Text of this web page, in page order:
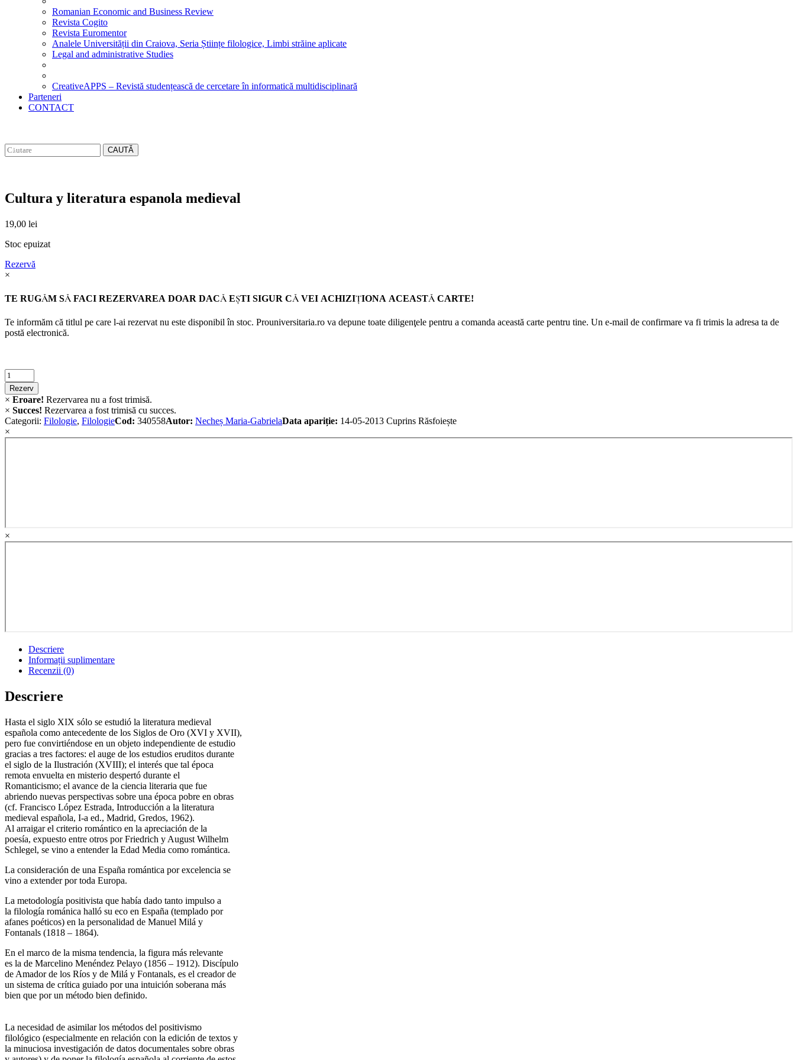
Romanian Economic and Business Review
Revista Cogito
Revista Euromentor
Analele Universității din Craiova, Seria Științe filologice, Limbi străine aplicate
Legal and administrative Studies
CreativeAPPS – Revistă studențească de cercetare în informatică multidisciplinară
Parteneri
CONTACT
CAUTĂ
Cultura y literatura espanola medieval
19,00 lei
Stoc epuizat
Rezervă
×
TE RUGĂM SĂ FACI REZERVAREA DOAR DACĂ EŞTI SIGUR CĂ VEI ACHIZIŢIONA ACEASTĂ CARTE!
Te informăm că titlul pe care l-ai rezervat nu este disponibil în stoc. Prouniversitaria.ro va depune toate diligenţele pentru a comanda această carte pentru tine. Un e-mail de confirmare va fi trimis la adresa ta de
postă electronică.
Criminalistica
quantity
Rezerv
× Eroare! Rezervarea nu a fost trimisă.
× Succes! Rezervarea a fost trimisă cu succes.
Categorii: Filologie, FilologieCod: 340558Autor: Necheș Maria-GabrielaData apariție: 14-05-2013 Cuprins Răsfoiește
×
×
Descriere
Informații suplimentare
Recenzii (0)
Descriere
Hasta el siglo XIX sólo se estudió la literatura medieval
española como antecedente de los Siglos de Oro (XVI y XVII),
pero fue convirtiéndose en un objeto independiente de estudio
gracias a tres factores: el auge de los estudios eruditos durante
el siglo de la Ilustración (XVIII); el interés que tal época
remota envuelta en misterio despertó durante el
Romanticismo; el avance de la ciencia literaria que fue
abriendo nuevas perspectivas sobre una época pobre en obras
(cf. Francisco López Estrada, Introducción a la literatura
medieval española, I-a ed., Madrid, Gredos, 1962).
Al arraigar el criterio romántico en la apreciación de la
poesía, expuesto entre otros por Friedrich y August Wilhelm
Schlegel, se vino a entender la Edad Media como romántica.
La consideración de una España romántica por excelencia se
vino a extender por toda Europa.
La metodología positivista que había dado tanto impulso a
la filología románica halló su eco en España (templado por
afanes poéticos) en la personalidad de Manuel Milá y
Fontanals (1818 – 1864).
En el marco de la misma tendencia, la figura más relevante
es la de Marcelino Menéndez Pelayo (1856 – 1912). Discípulo
de Amador de los Ríos y de Milá y Fontanals, es el creador de
un sistema de crítica guiado por una intuición soberana más
bien que por un método bien definido.
La necesidad de asimilar los métodos del positivismo
filológico (especialmente en relación con la edición de textos y
la minuciosa investigación de datos documentales sobre obras